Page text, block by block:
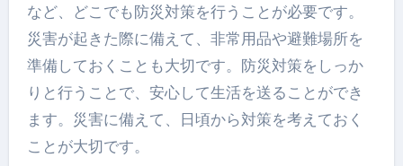
など、どこでも防災対策を行うことが必要です。
災害が起きた際に備えて、非常用品や避難場所を
準備しておくことも大切です。防災対策をしっか
りと行うことで、安心して生活を送ることができ
ます。災害に備えて、日頃から対策を考えておく
ことが大切です。